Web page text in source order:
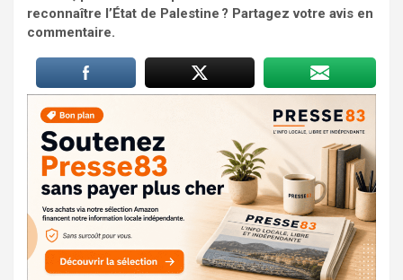
reconnaître l’État de Palestine ? Partagez votre avis en
commentaire.